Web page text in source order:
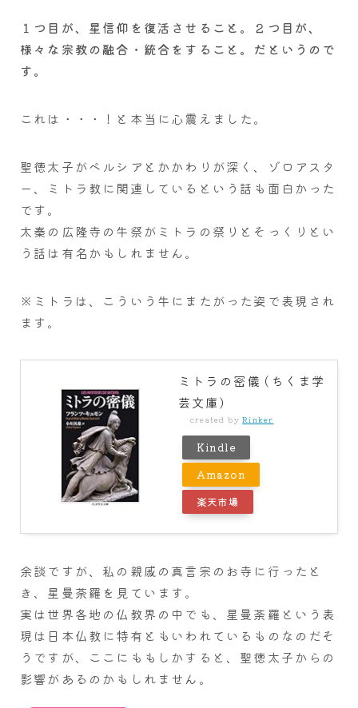
１つ目が、星信仰を復活させること。２つ目が、
様々な宗教の融合・統合をすること。だというので
す。
これは・・・！と本当に心震えました。
聖徳太子がペルシアとかかわりが深く、ゾロアスタ
ー、ミトラ教に関連しているという話も面白かった
です。
太秦の広隆寺の牛祭がミトラの祭りとそっくりとい
う話は有名かもしれません。
※ミトラは、こういう牛にまたがった姿で表現され
ます。
ミトラの密儀 (ちくま学
芸文庫)
created byRinker
Kindle
Amazon
楽天市場
余談ですが、私の親戚の真言宗のお寺に行ったと
き、星曼荼羅を見ています。
実は世界各地の仏教界の中でも、星曼荼羅という表
現は日本仏教に特有ともいわれているものなのだそ
うですが、ここにももしかすると、聖徳太子からの
影響があるのかもしれません。